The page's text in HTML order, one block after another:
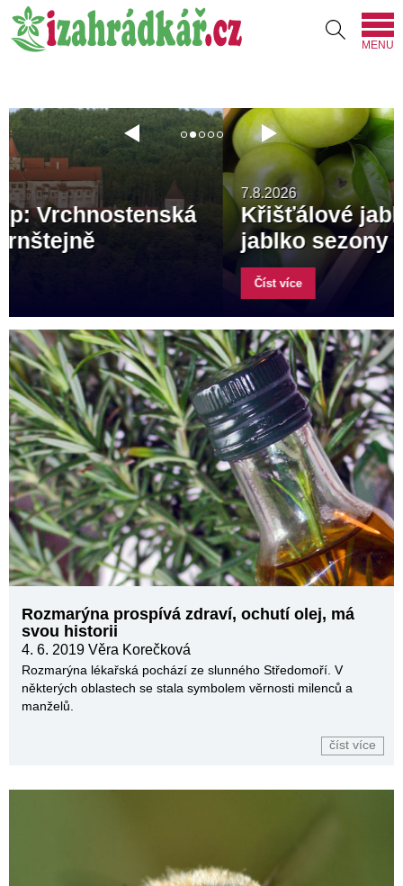
MENU
7.8.2026
Křišťálové jablko 2026: Soutěž o
jablko sezony
Rozmarýna prospívá zdraví, ochutí olej, má
svou historii
4. 6. 2019 Věra Korečková
Rozmarýna lékařská pochází ze slunného Středomoří. V
některých oblastech se stala symbolem věrnosti milenců a
manželů.
číst více